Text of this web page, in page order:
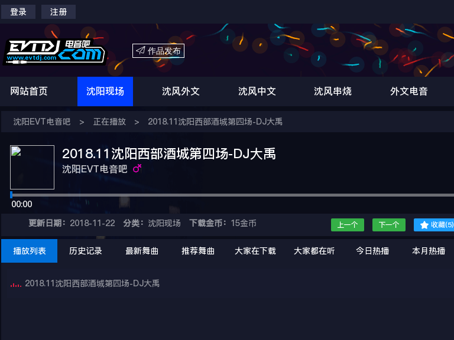
登录 注册
 作品发布
网站首页 沈阳现场 沈风外文 沈风中文 沈风串烧 外文电音
沈阳EVT电音吧 > 正在播放 > 2018.11沈阳西部酒城第四场-DJ大禹
2018.11沈阳西部酒城第四场-DJ大禹
沈阳EVT电音吧
00:00
更新日期： 2018-11-22 分类： 沈阳现场 下载金币： 15金币 上一个 下一个  收藏(5)
播放列表 历史记录 最新舞曲 推荐舞曲 大家在下载 大家都在听 今日热播 本月热播
2018.11沈阳西部酒城第四场-DJ大禹